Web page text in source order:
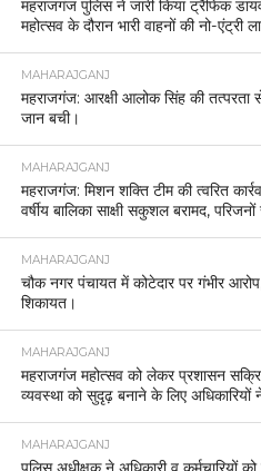
महराजगंज पुलिस ने जारी किया ट्रैफिक
महोत्सव के दौरान भारी वाहनों की नो-एंट्री
MAHARAJGANJ
महराजगंज: आरक्षी आलोक सिंह की तत्परता
जान बची।
MAHARAJGANJ
महराजगंज: मिशन शक्ति टीम की त्वरित
वर्षीय बालिका साक्षी सकुशल बरामद, परिजनों
MAHARAJGANJ
चौक नगर पंचायत में कोटेदार पर गंभीर
शिकायत।
MAHARAJGANJ
महराजगंज महोत्सव को लेकर प्रशासन
व्यवस्था को सुदृढ़ बनाने के लिए अधिकारियों ने
MAHARAJGANJ